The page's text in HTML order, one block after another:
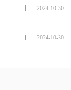
2024-10-30
2024-10-30